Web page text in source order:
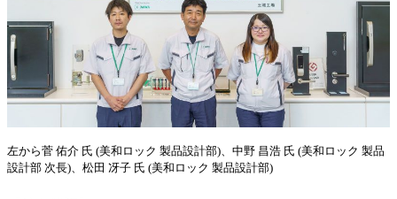
左から菅 佑介 氏 (美和ロック 製品設計部)、中野 昌浩 氏 (美和ロック 製品
設計部 次長)、松田 冴子 氏 (美和ロック 製品設計部)